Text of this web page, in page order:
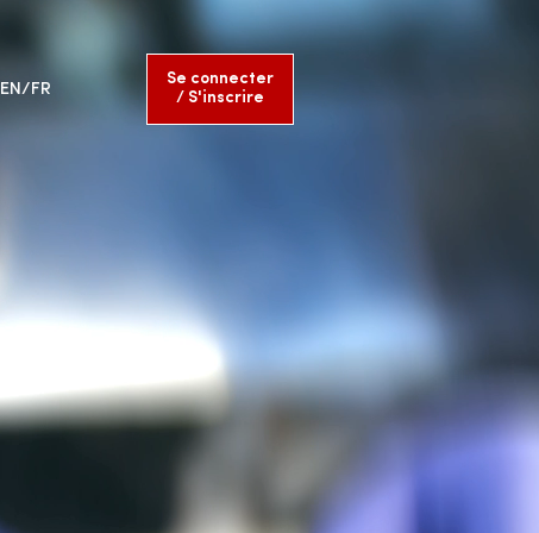
EN/FR
Se connecter
/ S'inscrire